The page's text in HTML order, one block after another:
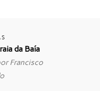
da Baía
Francisco